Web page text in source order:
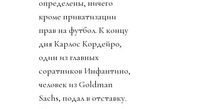
определены, ничего
кроме приватизации
прав на футбол. К концу
дня Карлос Кордейро,
один из главных
соратников Инфантино,
человек из Goldman
Sachs, подал в отставку.